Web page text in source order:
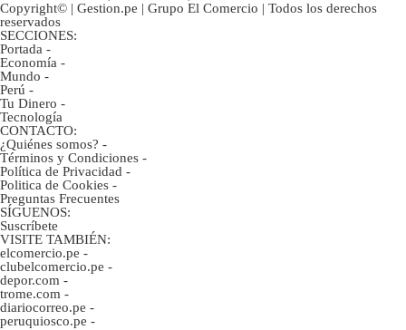
Copyright© | Gestion.pe | Grupo El Comercio | Todos los derechos
reservados
SECCIONES:
Portada -
Economía -
Mundo -
Perú -
Tu Dinero -
Tecnología
CONTACTO:
¿Quiénes somos? -
Términos y Condiciones -
Política de Privacidad -
Politica de Cookies -
Preguntas Frecuentes
SÍGUENOS:
Suscríbete
VISITE TAMBIÉN:
elcomercio.pe -
clubelcomercio.pe -
depor.com -
trome.com -
diariocorreo.pe -
peruquiosco.pe -